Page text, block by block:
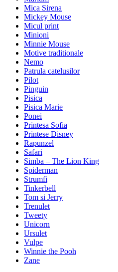
Mica Sirena
Mickey Mouse
Micul print
Minioni
Minnie Mouse
Motive traditionale
Nemo
Patrula catelusilor
Pilot
Pinguin
Pisica
Pisica Marie
Ponei
Printesa Sofia
Printese Disney
Rapunzel
Safari
Simba – The Lion King
Spiderman
Strumfi
Tinkerbell
Tom si Jerry
Trenulet
Tweety
Unicorn
Ursulet
Vulpe
Winnie the Pooh
Zane